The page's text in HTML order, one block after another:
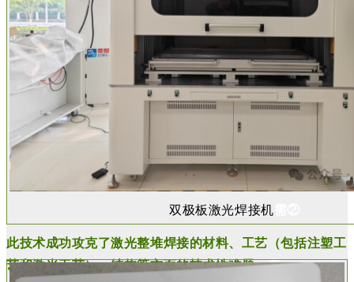
双极板激光焊接机
此技术成功攻克了激光整堆焊接的材料、工艺（包括注塑工
艺和激光工艺）、结构等方面的技术性难题。②